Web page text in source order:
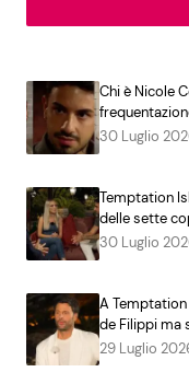
Chi è Nicole
30 Luglio
Temptation
delle sette
30 Luglio
A
de Filippi ma
29 Luglio